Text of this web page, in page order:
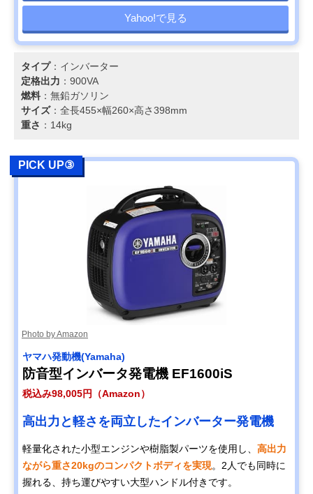
Yahoo!で見る
タイプ：インバーター
定格出力 ：900VA
燃料 ：無鉛ガソリン
サイズ：全長455×幅260×高さ398mm
重さ ：14kg
PICK UP③
Photo by Amazon
ヤマハ発動機(Yamaha)
防音型インバータ発電機 EF1600iS
税込み98,005円（Amazon）
高出力と軽さを両立したインバーター発電機
軽量化された小型エンジンや樹脂製パーツを使用し、 高出力
ながら重さ20kgのコンパクトボディを実現。2人でも同時に
握れる、持ち運びやすい大型ハンドル付きです。